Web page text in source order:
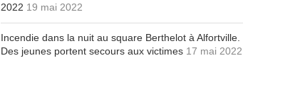
2022 19 mai 2022
Incendie dans la nuit au square Berthelot à Alfortville.
Des jeunes portent secours aux victimes 17 mai 2022